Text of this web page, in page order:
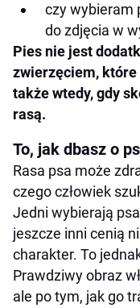
czy wybieram
do zdjęcia w
Pies nie jest
zwierzęciem, które
także wtedy, gdy
rasą.
To, jak dbasz o
Rasa psa może
czego człowiek
Jedni wybierają
jeszcze inni cenią
charakter. To
Prawdziwy obraz
ale po tym, jak go